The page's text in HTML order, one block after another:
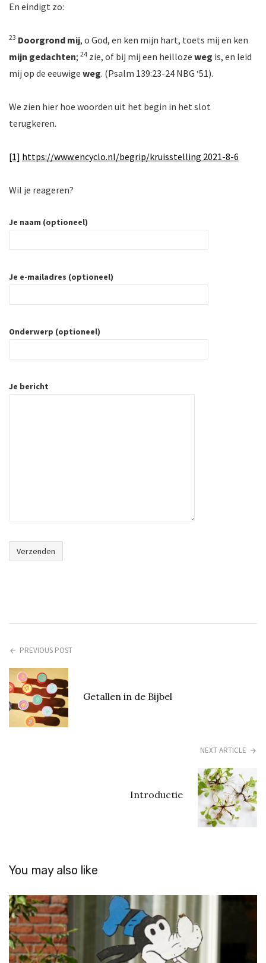
En eindigt zo:
23 Doorgrond mij, o God, en ken mijn hart, toets mij en ken
mijn gedachten; 24 zie, of bij mij een heilloze weg is, en leid
mij op de eeuwige weg. (Psalm 139:23-24 NBG ‘51).
We zien hier hoe woorden uit het begin in het slot
terugkeren.
[1] https://www.encyclo.nl/begrip/kruisstelling 2021-8-6
Wil je reageren?
Je naam (optioneel)
Je e-mailadres (optioneel)
Onderwerp (optioneel)
Je bericht
PREVIOUS POST
Getallen in de Bijbel
NEXT ARTICLE
Introductie
You may also like